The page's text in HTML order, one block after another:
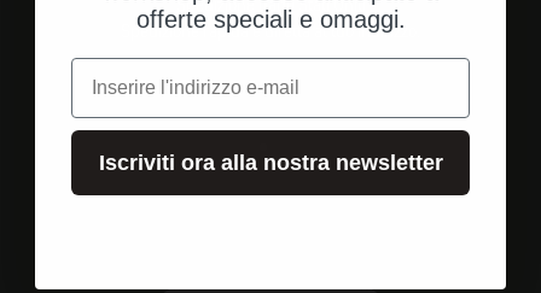
Spedizione dagli Stati Uniti
Spedizione rapida e diretta al tuo indirizzo.
Vai all'elemento 1
Vai all'elemento 2
Vai all'elemento 3
offerte speciali e omaggi.
e-mail
Iscriviti ora alla nostra newsletter